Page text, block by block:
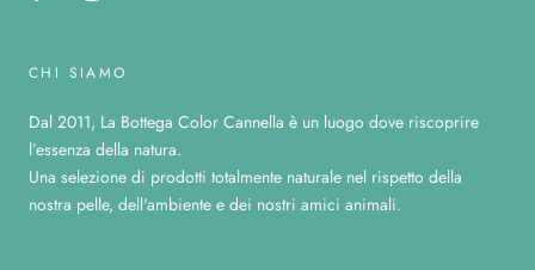
CHI SIAMO
Dal 2011, La Bottega Color Cannella è un luogo dove riscoprire
l’essenza della natura.
Una selezione di prodotti totalmente naturale nel rispetto della
nostra pelle, dell'ambiente e dei nostri amici animali.